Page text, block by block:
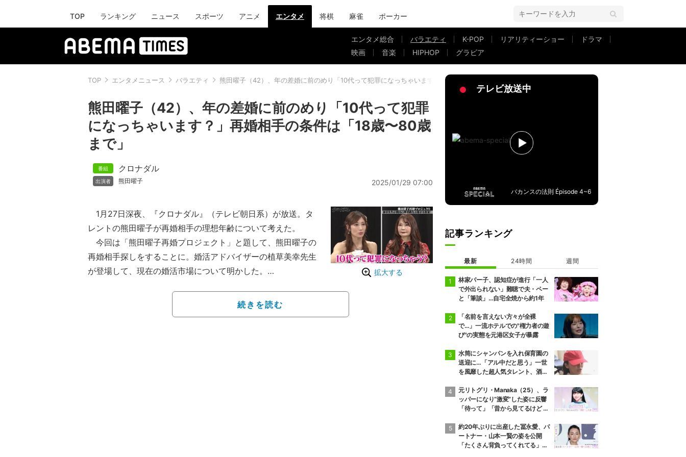
TOP ランキング ニュース スポーツ アニメ エンタメ 将棋 麻雀 ポーカー
エンタメ総合 バラエティ K-POP リアリティーショー
ドラマ
映画
音楽 HIPHOP グラビア
TOP エンタメニュース バラエティ 熊田曜子（42）、年の差婚に前のめり「10代って犯罪になっちゃいます？」再婚相手の条件は「18歳〜80歳まで」
熊田曜子（42）、年の差婚に前のめり「10代って犯罪
になっちゃいます？」再婚相手の条件は「18歳〜80歳
まで」
クロナダル
熊田曜子 2025/01/29 07:00
拡大する
1月27日深夜、『クロナダル』（テレビ朝日系）が放送。タ
レントの熊田曜子が再婚相手の理想年齢について考えた。
今回は「熊田曜子再婚プロジェクト」と題して、熊田曜子の
再婚相手探しをすることに。婚活アドバイザーの植草美幸先生
が登場して、現在の婚活市場について明かした。
ちゃんか、長男のように接することができる年下男性をおすす
めする植草先生に、最初は躊躇っていた熊田も徐々にノリノリ
続きを読む
テレビ放送中
バカンスの法則 Épisode 4~6
記事ランキング
最新 24時間 週間
林家パー子、認知症が進行「一人
で外出られない」難聴で夫・ペー
と「筆談」…自宅全焼から約1年
「名前を言えない方々が全裸
で…」一流ホテルでの"権力者の遊
び"の実態を元港区女子が暴露
水筒にシャンパンを入れ保育園の
送迎に…「アル中だと思う」一世
を風靡した超人気タレント、酒漬
元リトグリ・Manaka（25）、ラ
ッパーになり“激変”した姿に反響
「待って」「昔から見てるけど 最
約20年ぶりに出産した冨永愛、パ
ートナー・山本一賢の姿を公開
「たくさん背負ってくれてる」感